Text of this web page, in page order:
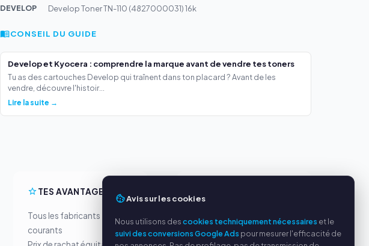
DEVELOP
Develop Toner TN-110 (4827000031) 16k
CONSEIL DU GUIDE
Develop et Kyocera : comprendre la marque avant de vendre tes toners
Tu as des cartouches Develop qui traînent dans ton placard ? Avant de les
vendre, découvre l'histoir...
Lire la suite →
TES AVANTAGES
Tous les fabricants
courants
Politique de confidentialité
Avis sur les cookies
Nous utilisons descookies techniquement nécessaires et le
suivi des conversions Google Ads pour mesurer l'efficacité de